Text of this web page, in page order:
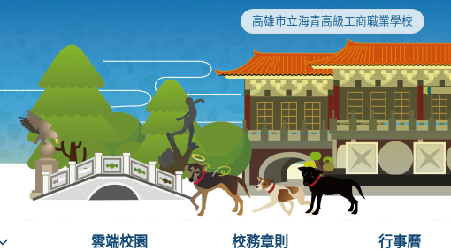
高雄市立海青高級工商職業學校
雲端校園 校務章則 行事曆